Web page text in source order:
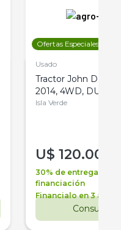
Ofertas Especiales
Usado
Tractor John Deere
2014, 4WD, DUAL
Isla Verde
U$ 120.000
30% de entrega +
financiación
Financialo en 3 años
Consultar